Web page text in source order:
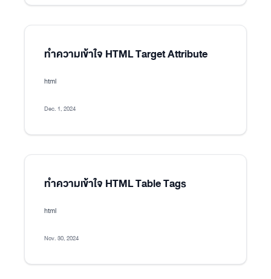
ทำความเข้าใจ HTML Target Attribute
html
Dec. 1, 2024
ทำความเข้าใจ HTML Table Tags
html
Nov. 30, 2024